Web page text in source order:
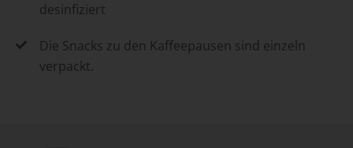
desinfiziert
Die Snacks zu den Kaffeepausen sind einzeln
verpackt.